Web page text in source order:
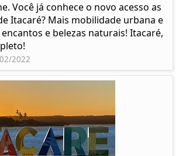
Você já conhece o novo acesso as
Itacaré? Mais mobilidade urbana e
e belezas naturais! Itacaré,
2022